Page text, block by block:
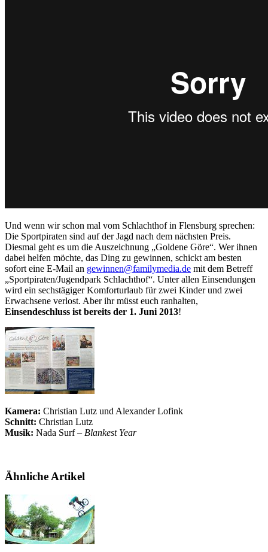
Und wenn wir schon mal vom Schlachthof in Flensburg sprechen:
Die Sportpiraten sind auf der Jagd nach dem nächsten Preis.
Diesmal geht es um die Auszeichnung „Goldene Göre“. Wer ihnen
dabei helfen möchte, das Ding zu gewinnen, schickt am besten
sofort eine E-Mail an gewinnen@familymedia.de mit dem Betreff
„Sportpiraten/Jugendpark Schlachthof“. Unter allen Einsendungen
wird ein sechstägiger Komforturlaub für zwei Kinder und zwei
Erwachsene verlost. Aber ihr müsst euch ranhalten,
Einsendeschluss ist bereits der 1. Juni 2013!
Kamera: Christian Lutz und Alexander Lofink
Schnitt: Christian Lutz
Musik: Nada Surf – Blankest Year
Ähnliche Artikel